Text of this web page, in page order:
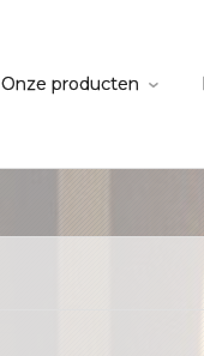
Onze producten